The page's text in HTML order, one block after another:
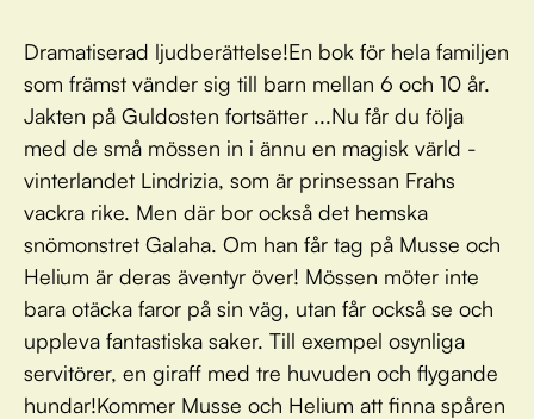
Dramatiserad ljudberättelse!En bok för hela familjen
som främst vänder sig till barn mellan 6 och 10 år.
Jakten på Guldosten fortsätter ...Nu får du följa
med de små mössen in i ännu en magisk värld -
vinterlandet Lindrizia, som är prinsessan Frahs
vackra rike. Men där bor också det hemska
snömonstret Galaha. Om han får tag på Musse och
Helium är deras äventyr över! Mössen möter inte
bara otäcka faror på sin väg, utan får också se och
uppleva fantastiska saker. Till exempel osynliga
servitörer, en giraff med tre huvuden och flygande
hundar!Kommer Musse och Helium att finna spåren